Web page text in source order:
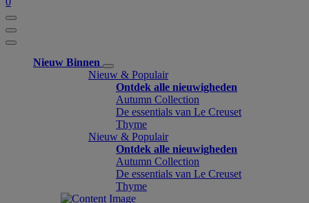
Nieuw Binnen
Nieuw & Populair
Ontdek alle nieuwigheden
Autumn Collection
De essentials van Le Creuset
Thyme
Nieuw & Populair
Ontdek alle nieuwigheden
Autumn Collection
De essentials van Le Creuset
Thyme